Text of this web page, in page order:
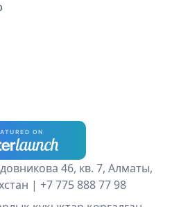
46, кв. 7, Алматы,
| +7 775 888 77 98